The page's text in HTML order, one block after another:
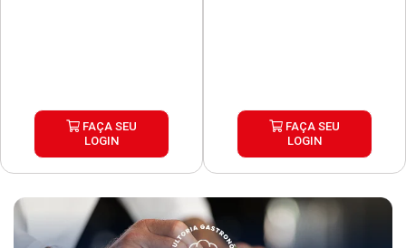
FAÇA SEU
LOGIN
FAÇA SEU
LOGIN